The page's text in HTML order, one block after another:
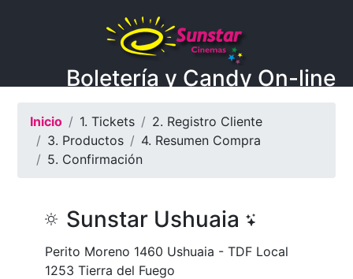
Boletería y Candy On-line
Inicio 1. Tickets
2. Registro Cliente
3. Productos
4. Resumen Compra
5. Confirmación
Sunstar Ushuaia
Perito Moreno 1460 Ushuaia - TDF Local
1253 Tierra del Fuego